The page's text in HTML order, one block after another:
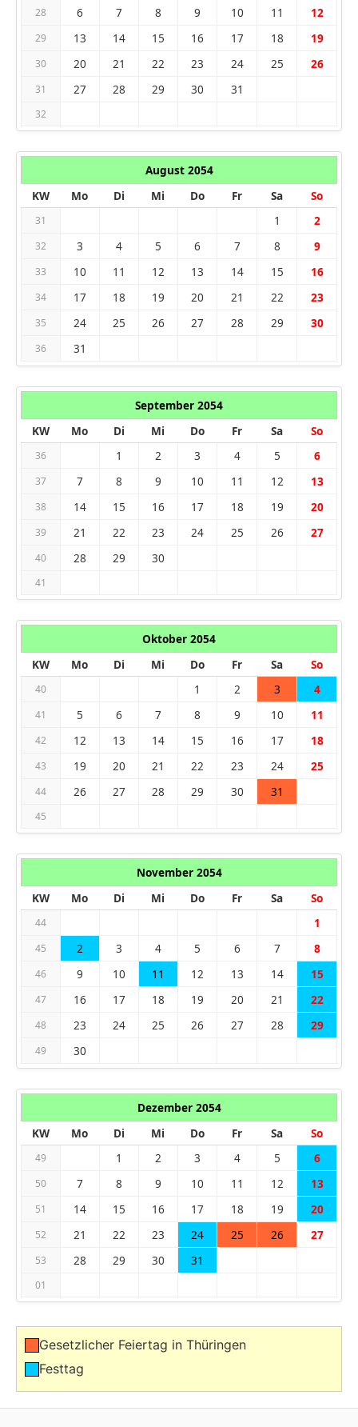
28 6 7 8 9 10 11 12
29 13 14 15 16 17 18 19
30 20 21 22 23 24 25 26
31 27 28 29 30 31
32
August 2054
KW
Mo Di Mi Do Fr Sa So
31 1 2
32 3 4 5 6 7 8 9
33 10 11 12 13 14 15 16
34 17 18 19 20 21 22 23
35 24 25 26 27 28 29 30
36 31
September 2054
KW
Mo Di Mi Do Fr Sa So
36 1 2 3 4 5 6
37 7 8 9 10 11 12 13
38 14 15 16 17 18 19 20
39 21 22 23 24 25 26 27
40 28 29 30
41
Oktober 2054
KW
Mo Di Mi Do Fr Sa So
40 1 2 3 4
41 5 6 7 8 9 10 11
42 12 13 14 15 16 17 18
43 19 20 21 22 23 24 25
44 26 27 28 29 30 31
45
November 2054
KW
Mo Di Mi Do Fr Sa So
44 1
45 2 3 4 5 6 7 8
46 9 10 11 12 13 14 15
47 16 17 18 19 20 21 22
48 23 24 25 26 27 28 29
49 30
Dezember 2054
KW
Mo Di Mi Do Fr Sa So
49 1 2 3 4 5 6
50 7 8 9 10 11 12 13
51 14 15 16 17 18 19 20
52 21 22 23 24 25 26 27
53 28 29 30 31
01
Gesetzlicher Feiertag in Thüringen
Festtag